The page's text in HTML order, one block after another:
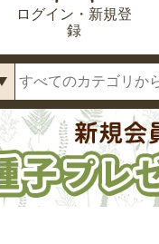
ログイン・新規登
録